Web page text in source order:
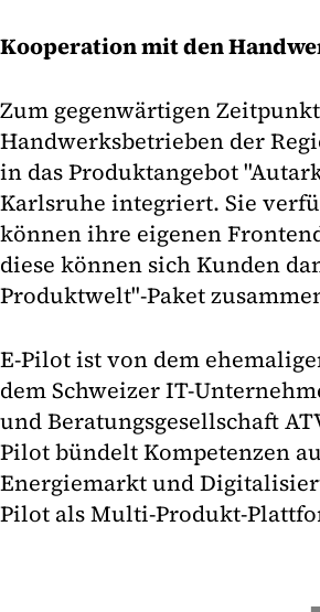
Kooperation mit den
Zum gegenwärtigen
Handwerksbetrieben der
in das Produktangebot
Karlsruhe integriert. Sie
können ihre eigenen
diese können sich Kunden
Produktwelt"-Paket
E-Pilot ist von dem
dem Schweizer IT-
und Beratungsgesellschaft
Pilot bündelt Kompetenzen
Energiemarkt und
Pilot als Multi-Produkt-